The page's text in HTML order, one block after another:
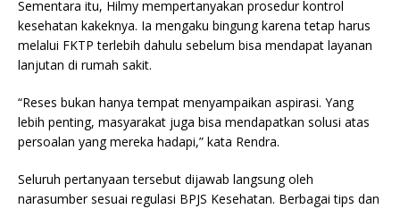
Sementara itu, Hilmy mempertanyakan prosedur kontrol
kesehatan kakeknya. Ia mengaku bingung karena tetap harus
melalui FKTP terlebih dahulu sebelum bisa mendapat layanan
lanjutan di rumah sakit.
“Reses bukan hanya tempat menyampaikan aspirasi. Yang
lebih penting, masyarakat juga bisa mendapatkan solusi atas
persoalan yang mereka hadapi,” kata Rendra.
Seluruh pertanyaan tersebut dijawab langsung oleh
narasumber sesuai regulasi BPJS Kesehatan. Berbagai tips dan